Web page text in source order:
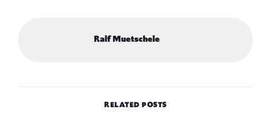
Ralf Muetschele
RELATED POSTS